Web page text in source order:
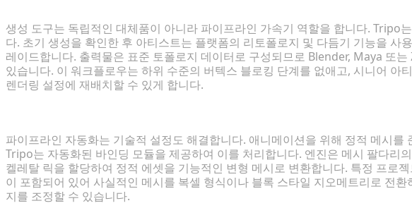
생성 도구는 독립적인 대체품이 아니라 파이프라인 가속기 역할을 합니다. Tripo
다. 초기 생성을 확인한 후 아티스트는 플랫폼의 리토폴로지 및 다듬기 기능을 사
레이드합니다. 출력물은 표준 토폴로지 데이터로 구성되므로 Blender, Maya 또
있습니다. 이 워크플로우는 하위 수준의 버텍스 블로킹 단계를 없애고, 시니어 아
렌더링 설정에 재배치할 수 있게 합니다.
파이프라인 자동화는 기술적 설정도 해결합니다. 애니메이션을 위해 정적 메시를
Tripo는 자동화된 바인딩 모듈을 제공하여 이를 처리합니다. 엔진은 메시 팔다리
켈레탈 릭을 할당하여 정적 에셋을 기능적인 변형 메시로 변환합니다. 특정 프로
이 포함되어 있어 사실적인 메시를 복셀 형식이나 블록 스타일 지오메트리로 전
지를 조정할 수 있습니다.